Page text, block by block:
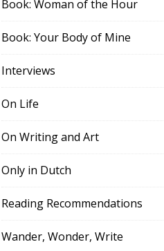
Book: Woman of the Hour
Book: Your Body of Mine
Interviews
On Life
On Writing and Art
Only in Dutch
Reading Recommendations
Wander, Wonder, Write